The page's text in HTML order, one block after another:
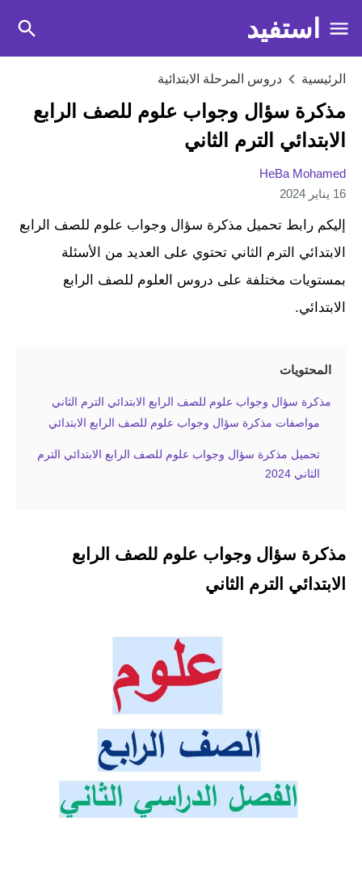
استفيد
الرئيسية دروس المرحلة الابتدائية
مذكرة سؤال وجواب علوم للصف الرابع
الابتدائي الترم الثاني
HeBa Mohamed
16 يناير 2024
إليكم رابط تحميل مذكرة سؤال وجواب علوم للصف الرابع
الابتدائي الترم الثاني تحتوي على العديد من الأسئلة
بمستويات مختلفة على دروس العلوم للصف الرابع
الابتدائي.
المحتويات
مذكرة سؤال وجواب علوم للصف الرابع الابتدائي الترم الثاني
مواصفات مذكرة سؤال وجواب علوم للصف الرابع الابتدائي
تحميل مذكرة سؤال وجواب علوم للصف الرابع الابتدائي الترم
الثاني 2024
مذكرة سؤال وجواب علوم للصف الرابع
الابتدائي الترم الثاني